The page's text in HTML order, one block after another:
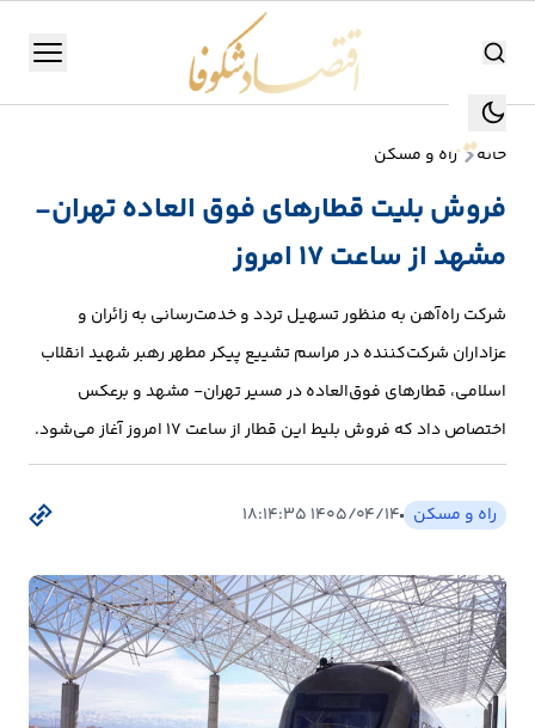
جستجو جستجو
منو
تولید
صنعت
انرژی
و
اقتصاد
جهان
بازار
خانه راه و مسکن
فروش بلیت قطارهای فوق العاده تهران-
مشهد از ساعت ۱۷ امروز
شرکت راه‌آهن به منظور تسهیل تردد و خدمت‌رسانی به زائران و
عزاداران شرکت‌کننده در مراسم تشییع پیکر مطهر رهبر شهید انقلاب
اسلامی، قطارهای فوق‌العاده در مسیر تهران- مشهد و برعکس
اختصاص داد که فروش بلیط این قطار از ساعت ۱۷ امروز آغاز می‌شود.
راه و مسکن ۱۴۰۵/۰۴/۱۴ ۱۸:۱۴:۳۵